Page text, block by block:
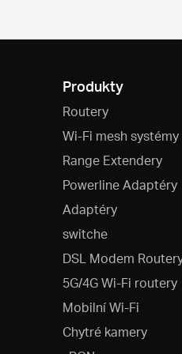
Produkty
Routery
Wi-Fi mesh systémy
Range Extendery
Powerline Adaptéry
Adaptéry
switche
DSL Modem
5G/4G Wi-Fi routery
Mobilní Wi-Fi
Chytré kamery